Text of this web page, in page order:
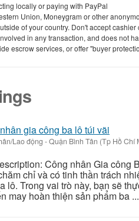
locally or paying with PayPal
Union, Moneygram or other
of your country. Don't accept
in any transaction, and does not
escrow services, or offer "buyer
gia công ba lô túi vãi
Lao động -Quận Bình Tân (Tp Hồ Chí
Công nhân Gia công
chỉ và có tinh thần trách
lô. Trong vai trò này, bạn sẽ
may hoàn thiện sản phẩm ba ...